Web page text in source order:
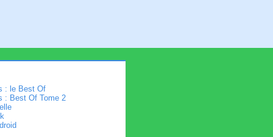
: le Best Of
: Best Of Tome 2